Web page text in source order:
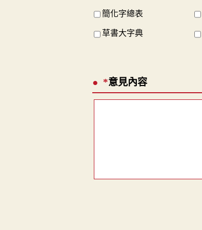
簡化字總表
草書大字典
*意見內容